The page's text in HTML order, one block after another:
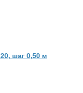
шаг 0,50 м